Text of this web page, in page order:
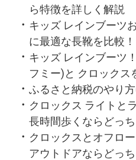
ら特徴を詳しく解説
キッズ レインブーツ
に最適な長靴を比較！
キッズ レインブーツ
フミー)と クロックス
ふるさと納税のやり
クロックス ライトと
長時間歩くならどっち
クロックスとオフロ
アウトドアならどっち